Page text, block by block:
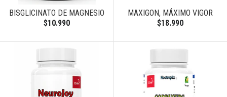
BISGLICINATO DE MAGNESIO
$10.990
MAXIGON, MÁXIMO VIGOR
$18.990